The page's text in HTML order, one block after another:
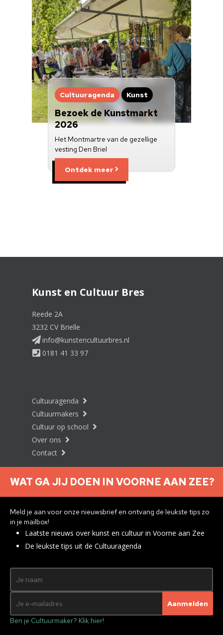
Cultuuragenda Kunst
Bezoek de Kunstmarkt
2026
Het Montmartre van de gezellige
vesting Den Briel
Ontdek meer
Kunst en Cultuur Bres
Reede 2A
3232 CV Brielle
info@kunstencultuurbres.nl
0181 41 33 97
Cultuuragenda
Cultuurmakers
Cultuur op school
Over ons
Contact
Nieuwsbrief aanmelden
Privacyverklaring
agency Brendly&Mad Pack
WAT GA JIJ DOEN IN VOORNE AAN ZEE?
Meld je aan voor onze nieuwsbrief en ontvang de leukste tips zo
in je mailbox!
Laatste nieuws over kunst en cultuur in Voorne aan Zee
De leukste tips uit de Cultuuragenda
Ben je Cultuurmaker? Klik hier!